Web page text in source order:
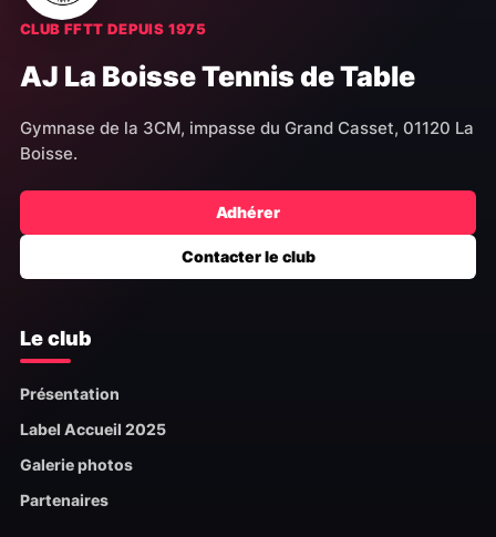
CLUB FFTT DEPUIS 1975
AJ La Boisse Tennis de Table
Gymnase de la 3CM, impasse du Grand Casset, 01120 La
Boisse.
Adhérer
Contacter le club
Le club
Présentation
Label Accueil 2025
Galerie photos
Partenaires